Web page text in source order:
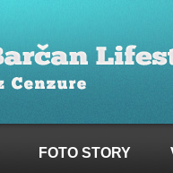
FOTO STORY